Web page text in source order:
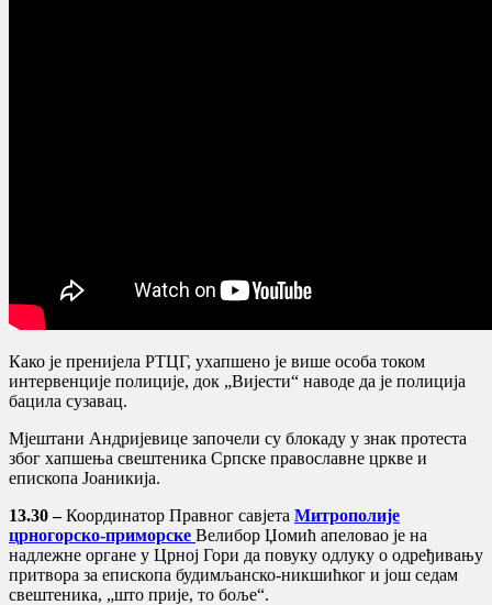
Како је пренијела РТЦГ, ухапшено је више особа током
интервенције полиције, док „Вијести“ наводе да је полиција
бацила сузавац.
Мјештани Андријевице започели су блокаду у знак протеста
због хапшења свештеника Српске православне цркве и
епископа Јоаникија.
13.30 –Координатор Правног савјета Митрополије
црногорско-приморске Велибор Џомић апеловао је на
надлежне органе у Црној Гори да повуку одлуку о одређивању
притвора за епископа будимљанско-никшићког и још седам
свештеника, „што прије, то боље“.